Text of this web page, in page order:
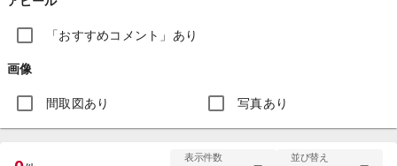
「おすすめコメント」あり
画像
間取図あり 写真あり
表示件数 並び替え